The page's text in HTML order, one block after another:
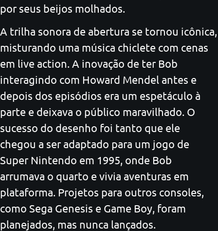
por seus beijos molhados.
A trilha sonora de abertura se tornou icônica,
misturando uma música chiclete com cenas
em live action. A inovação de ter Bob
interagindo com Howard Mendel antes e
depois dos episódios era um espetáculo à
parte e deixava o público maravilhado. O
sucesso do desenho foi tanto que ele
chegou a ser adaptado para um jogo de
Super Nintendo em 1995, onde Bob
arrumava o quarto e vivia aventuras em
plataforma. Projetos para outros consoles,
como Sega Genesis e Game Boy, foram
planejados, mas nunca lançados.